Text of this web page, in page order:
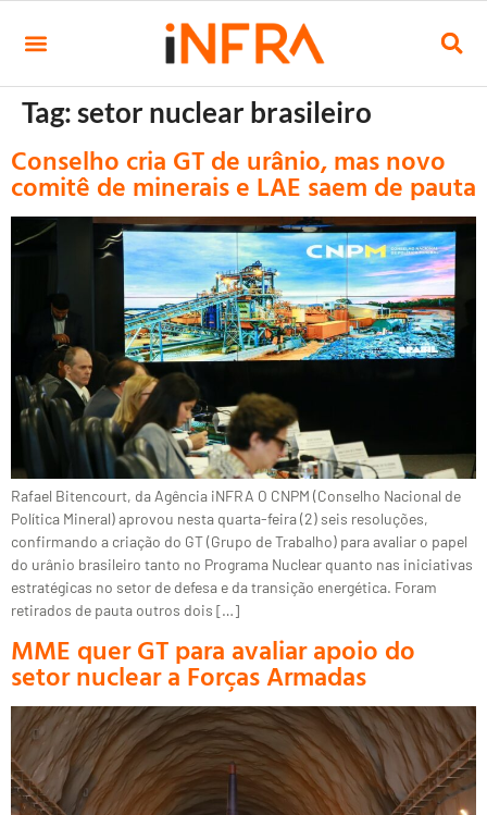
Tag:setor nuclear brasileiro
Conselho cria GT de urânio, mas novo
comitê de minerais e LAE saem de pauta
Rafael Bitencourt, da Agência iNFRA O CNPM (Conselho Nacional de
Política Mineral) aprovou nesta quarta-feira (2) seis resoluções,
confirmando a criação do GT (Grupo de Trabalho) para avaliar o papel
do urânio brasileiro tanto no Programa Nuclear quanto nas iniciativas
estratégicas no setor de defesa e da transição energética. Foram
retirados de pauta outros dois […]
MME quer GT para avaliar apoio do
setor nuclear a Forças Armadas